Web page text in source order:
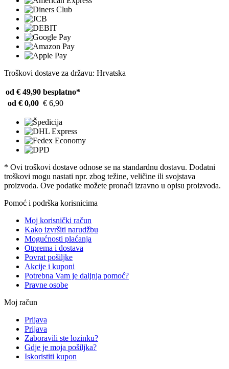
Troškovi dostave za državu: Hrvatska
od € 49,90 besplatno*
od € 0,00 € 6,90
* Ovi troškovi dostave odnose se na standardnu ​​dostavu. Dodatni
troškovi mogu nastati npr. zbog težine, veličine ili svojstava
proizvoda. Ove podatke možete pronaći izravno u opisu proizvoda.
Pomoć i podrška korisnicima
Moj korisnički račun
Kako izvršiti narudžbu
Mogućnosti plaćanja
Otprema i dostava
Povrat pošiljke
Akcije i kuponi
Potrebna Vam je daljnja pomoć?
Pravne osobe
Moj račun
Prijava
Prijava
Zaboravili ste lozinku?
Gdje je moja pošiljka?
Iskoristiti kupon